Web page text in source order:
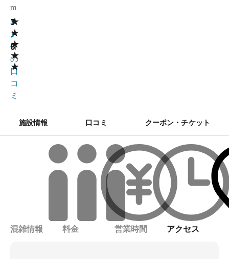
m
★
★
★
★
★
3
.
6
1
1
件
の
口
コ
ミ
施設情報 口コミ クーポン・チケット
混雑情報 料金 営業時間 アクセス